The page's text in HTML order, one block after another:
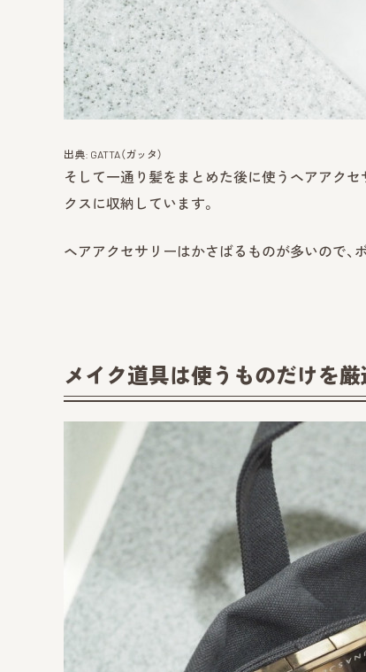
出典: GATTA（ガッタ）
そして一通り髪をまとめた後に使うヘアアクセ
クスに収納しています。
ヘアアクセサリーはかさばるものが多いので、
メイク道具は使うものだけを